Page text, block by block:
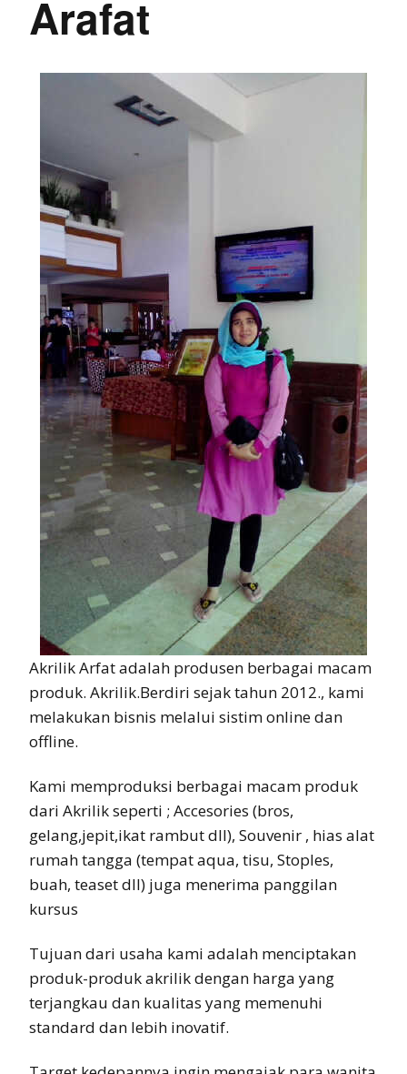
Arafat
Akrilik Arfat adalah produsen berbagai macam
produk. Akrilik.Berdiri sejak tahun 2012., kami
melakukan bisnis melalui sistim online dan
offline.
Kami memproduksi berbagai macam produk
dari Akrilik seperti ; Accesories (bros,
gelang,jepit,ikat rambut dll), Souvenir , hias alat
rumah tangga (tempat aqua, tisu, Stoples,
buah, teaset dll) juga menerima panggilan
kursus
Tujuan dari usaha kami adalah menciptakan
produk-produk akrilik dengan harga yang
terjangkau dan kualitas yang memenuhi
standard dan lebih inovatif.